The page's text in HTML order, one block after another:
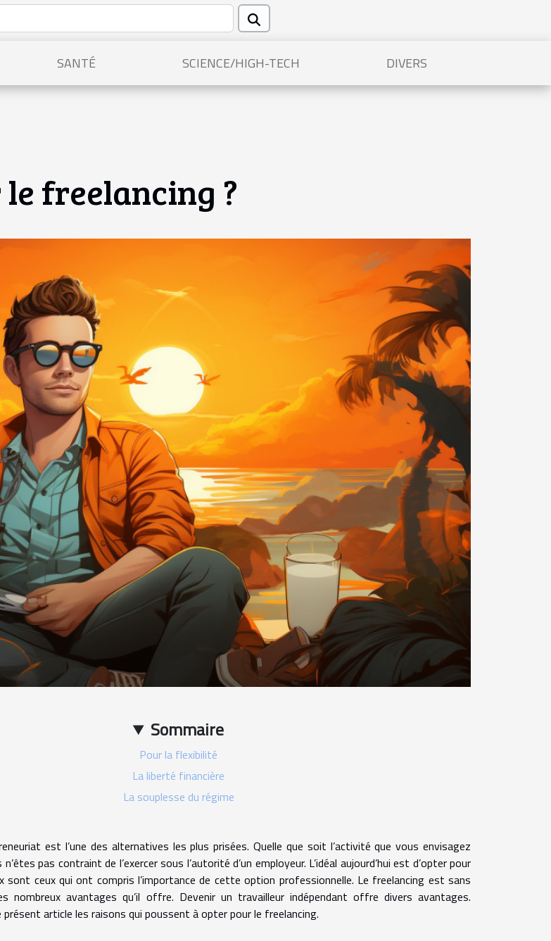
SANTÉ SCIENCE/HIGH-TECH DIVERS
freelancing ?
Sommaire
Pour la flexibilité
La liberté financière
La souplesse du régime
est l’une des alternatives les plus prisées. Quelle que soit l’activité que vous envisagez
pas contraint de l’exercer sous l’autorité d’un employeur. L’idéal aujourd’hui est d’opter pour
sont ceux qui ont compris l’importance de cette option professionnelle. Le freelancing est sans
nombreux avantages qu’il offre. Devenir un travailleur indépendant offre divers avantages.
article les raisons qui poussent à opter pour le freelancing.